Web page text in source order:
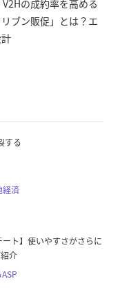
の成約率を高める
ブン販促」とは？エ
する
経済
ート】使いやすさがさらに
介